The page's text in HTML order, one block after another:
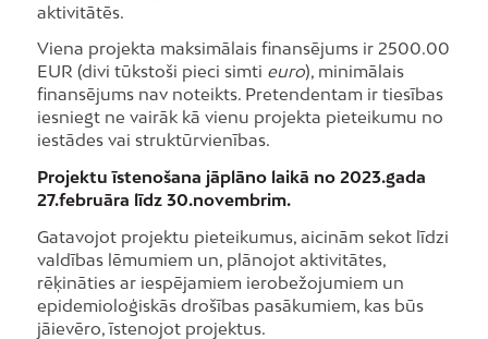
aktivitātēs.
Viena projekta maksimālais finansējums ir 2500.00
EUR (divi tūkstoši pieci simti euro), minimālais
finansējums nav noteikts. Pretendentam ir tiesības
iesniegt ne vairāk kā vienu projekta pieteikumu no
iestādes vai struktūrvienības.
Projektu īstenošana jāplāno laikā no 2023.gada
27.februāra līdz 30.novembrim.
Gatavojot projektu pieteikumus, aicinām sekot līdzi
valdības lēmumiem un, plānojot aktivitātes,
rēķināties ar iespējamiem ierobežojumiem un
epidemioloģiskās drošības pasākumiem, kas būs
jāievēro, īstenojot projektus.